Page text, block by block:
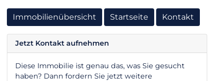
Immobilienübersicht Startseite Kontakt
Jetzt Kontakt aufnehmen
Diese Immobilie ist genau das, was Sie gesucht
haben? Dann fordern Sie jetzt weitere